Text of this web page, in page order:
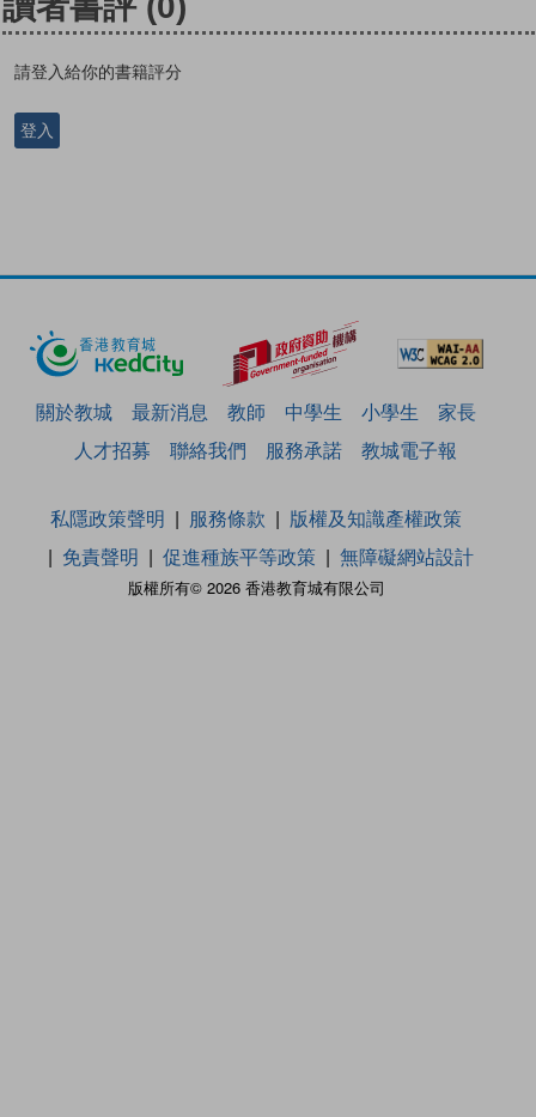
請登入給你的書籍評分
登入
關於教城 最新消息 教師 中學生 小學生
家長
人才招募
聯絡我們 服務承諾 教城電子報
版權所有© 2026 香港教育城有限公司
私隱政策聲明 服務條款
版權及知識產權政策
免責聲明
促進種族平等政策 無障礙網站設計